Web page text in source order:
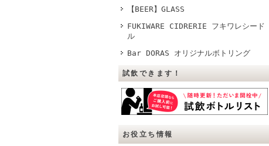
【BEER】GLASS
FUKIWARE CIDRERIE フキワレシード
ル
Bar DORAS オリジナルボトリング
試飲できます！
お役立ち情報